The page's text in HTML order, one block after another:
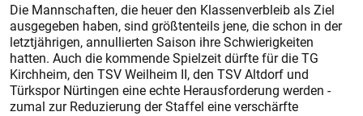
Die Mannschaften, die heuer den Klassenverbleib als Ziel
ausgegeben haben, sind größtenteils jene, die schon in der
letztjährigen, annullierten Saison ihre Schwierigkeiten
hatten. Auch die kommende Spielzeit dürfte für die TG
Kirchheim, den TSV Weilheim II, den TSV Altdorf und
Türkspor Nürtingen eine echte Herausforderung werden -
zumal zur Reduzierung der Staffel eine verschärfte